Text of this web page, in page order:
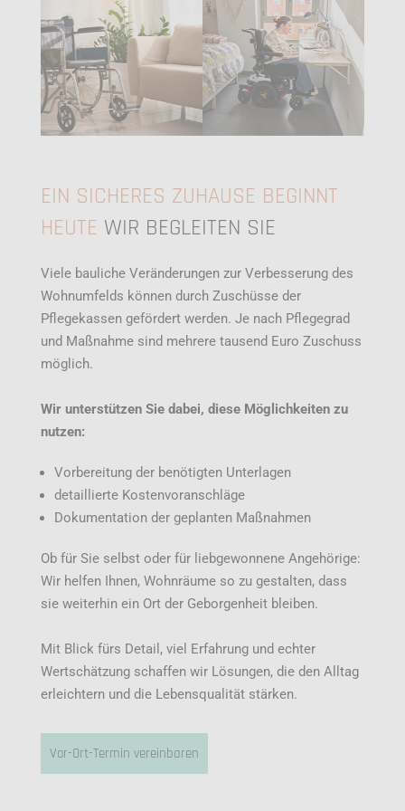
EIN SICHERES ZUHAUSE BEGINNT
HEUTE WIR BEGLEITEN SIE
Viele bauliche Veränderungen zur Verbesserung des
Wohnumfelds können durch Zuschüsse der
Pflegekassen gefördert werden. Je nach Pflegegrad
und Maßnahme sind mehrere tausend Euro Zuschuss
möglich.
Wir unterstützen Sie dabei, diese Möglichkeiten zu
nutzen:
Vorbereitung der benötigten Unterlagen
detaillierte Kostenvoranschläge
Dokumentation der geplanten Maßnahmen
Ob für Sie selbst oder für liebgewonnene Angehörige:
Wir helfen Ihnen, Wohnräume so zu gestalten, dass
sie weiterhin ein Ort der Geborgenheit bleiben.
Mit Blick fürs Detail, viel Erfahrung und echter
Wertschätzung schaffen wir Lösungen, die den Alltag
erleichtern und die Lebensqualität stärken.
Vor-Ort-Termin vereinbaren